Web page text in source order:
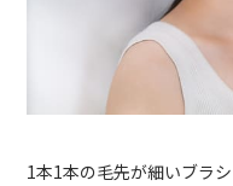
1本1本の毛先が細いブラ